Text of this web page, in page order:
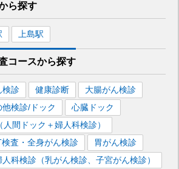
ら探す
上島駅
コースから探す
検診 健康診断
大腸がん検診
他検診/ドック
心臓ドック
間ドック＋婦人科検診）
検査・全身がん検診
胃がん検診
人科検診（乳がん検診、子宮がん検診）